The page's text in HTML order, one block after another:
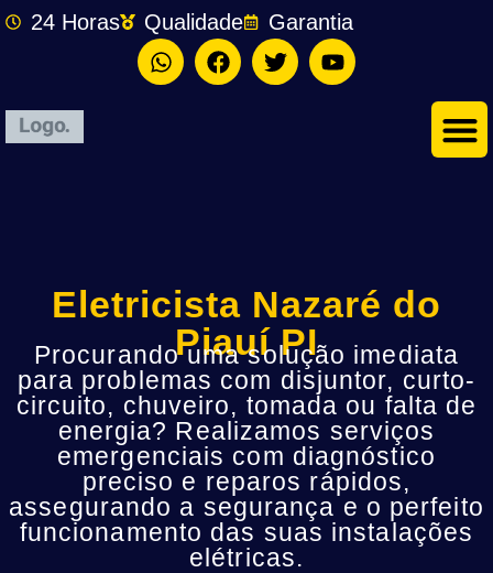
24 Horas Qualidade Garantia
Eletricista Nazaré do
Piauí PI
Procurando uma solução imediata
para problemas com disjuntor, curto-
circuito, chuveiro, tomada ou falta de
energia? Realizamos serviços
emergenciais com diagnóstico
preciso e reparos rápidos,
assegurando a segurança e o perfeito
funcionamento das suas instalações
elétricas.